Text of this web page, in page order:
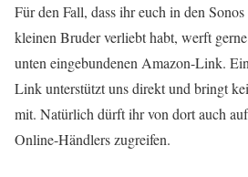
Für den Fall, dass ihr euch in den
kleinen Bruder verliebt habt, werft
unten eingebundenen Amazon-Link.
Link unterstützt uns direkt und bringt
mit. Natürlich dürft ihr von dort auch
Online-Händlers zugreifen.